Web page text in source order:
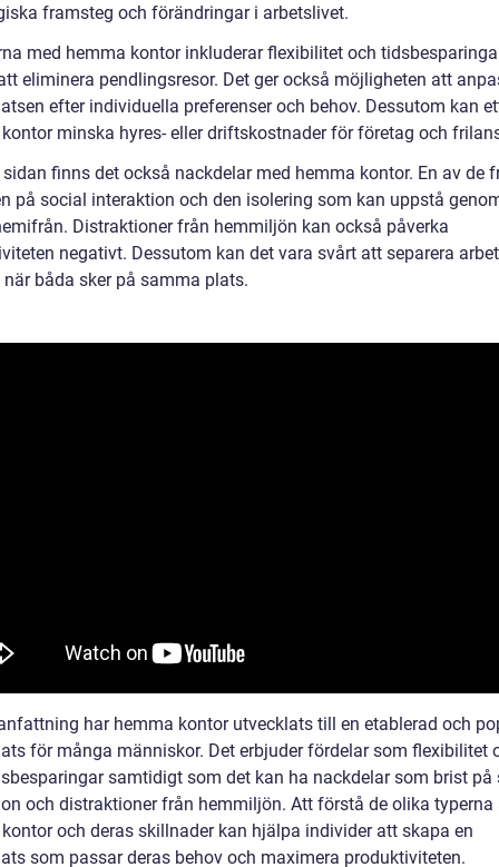
framsteg och förändringar i arbetslivet.
med hemma kontor inkluderar flexibilitet och
eliminera pendlingsresor. Det ger också möjligheten att
efter individuella preferenser och behov. Dessutom kan
minska hyres- eller driftskostnader för företag och
finns det också nackdelar med hemma kontor. En av de
på social interaktion och den isolering som kan uppstå
Distraktioner från hemmiljön kan också påverka
negativt. Dessutom kan det vara svårt att separera
båda sker på samma plats.
har hemma kontor utvecklats till en etablerad och
för många människor. Det erbjuder fördelar som flexibilitet
samtidigt som det kan ha nackdelar som brist på
och distraktioner från hemmiljön. Att förstå de olika typerna
och deras skillnader kan hjälpa individer att skapa en
som passar deras behov och maximera produktiviteten.